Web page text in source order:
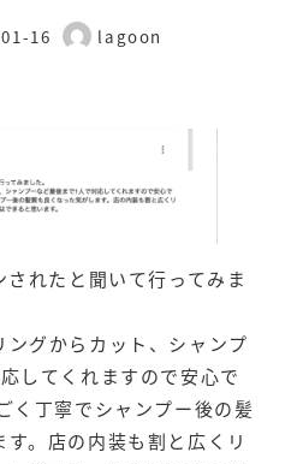
16
Author
lagoon
れたと聞いて行ってみま
グからカット、シャンプ
してくれますので安心で
く丁寧でシャンプー後の髪
。店の内装も割と広くリ